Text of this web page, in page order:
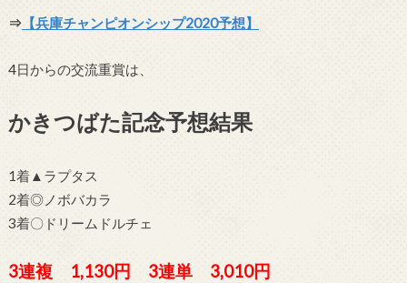
⇒【兵庫チャンピオンシップ2020予想】
4日からの交流重賞は、
かきつばた記念予想結果
1着▲ラプタス
2着◎ノボバカラ
3着〇ドリームドルチェ
3連複 1,130円 3連単 3,010円